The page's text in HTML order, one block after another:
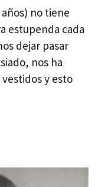
años) no tiene
estupenda cada
dejar pasar
nos ha
y esto